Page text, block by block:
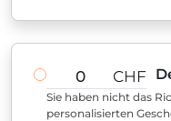
CHF
Sie haben nicht das
personalisierten